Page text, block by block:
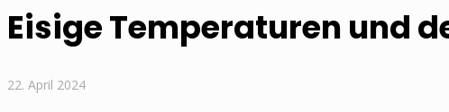
Eisige Temperaturen und
22. April 2024